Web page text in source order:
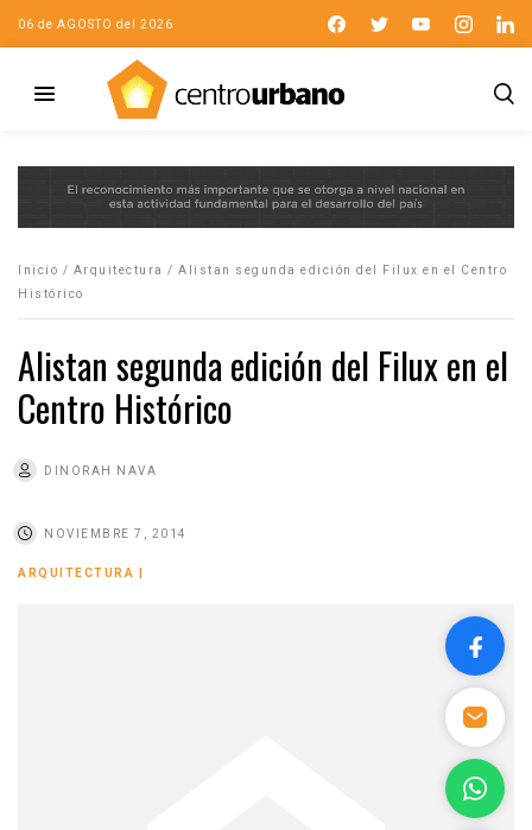
06 de AGOSTO del 2026
Inicio / Arquitectura / Alistan segunda edición del Filux en el Centro
Histórico
Alistan segunda edición del Filux en el
Centro Histórico
DINORAH NAVA
NOVIEMBRE 7, 2014
ARQUITECTURA